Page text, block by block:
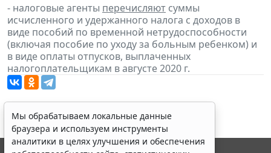
- налоговые агенты перечисляют суммы
исчисленного и удержанного налога с доходов в
виде пособий по временной нетрудоспособности
(включая пособие по уходу за больным ребенком) и
в виде оплаты отпусков, выплаченных
налогоплательщикам в августе 2020 г.
Мы обрабатываем локальные данные
браузера и используем инструменты
аналитики в целях улучшения и обеспечения